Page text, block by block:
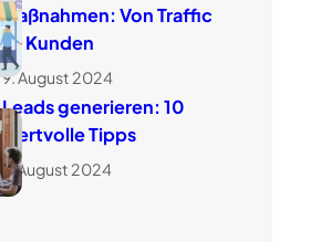
Maßnahmen: Von Traffic
zu Kunden
9. August 2024
Leads generieren: 10
wertvolle Tipps
7. August 2024